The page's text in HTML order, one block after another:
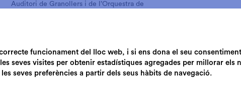
Auditori de Granollers i de l’Orquestra de
funcionament del lloc web, i si ens dona el seu
seves visites per obtenir estadístiques agregades per millorar els
seves preferències a partir dels seus hàbits de navegació.